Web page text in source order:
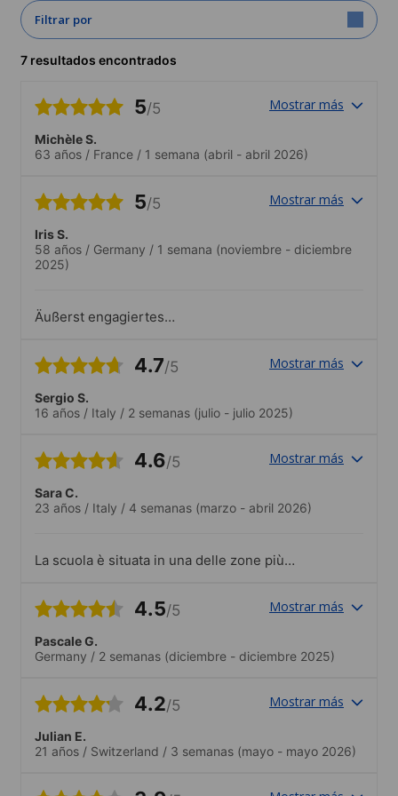
Filtrar por
7 resultados encontrados
5/5 Mostrar más
Michèle S.
63 años / France / 1 semana (abril - abril 2026)
5/5 Mostrar más
Iris S.
58 años / Germany / 1 semana (noviembre - diciembre
2025)
Äußerst engagiertes
familiäre und unkomplizierte Atmosphäre
4.7/5 Mostrar más
Sergio S.
16 años / Italy / 2 semanas (julio - julio 2025)
4.6/5 Mostrar más
Sara C.
23 años / Italy / 4 semanas (marzo - abril 2026)
La scuola è situata in una delle zone più
e il personale sono super preparati e
evenienza.
4.5/5 Mostrar más
Pascale G.
Germany / 2 semanas (diciembre - diciembre 2025)
4.2/5 Mostrar más
Julian E.
21 años / Switzerland / 3 semanas (mayo - mayo 2026)